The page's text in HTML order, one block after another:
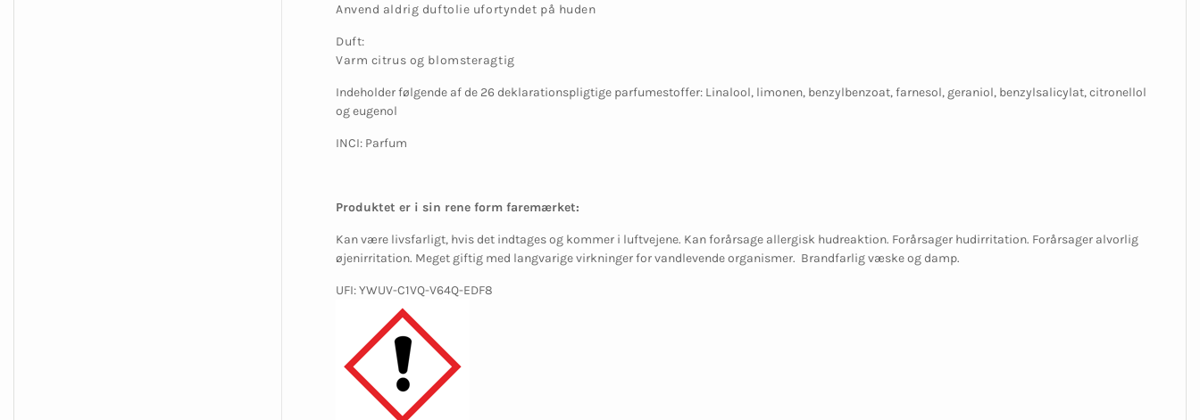
Anvend aldrig duftolie ufortyndet på huden
Duft:
Varm citrus og blomsteragtig
Indeholder følgende af de 26 deklarationspligtige parfumestoffer: Linalool, limonen, benzylbenzoat, farnesol, geraniol, benzylsalicylat, citronellol
og eugenol
INCI: Parfum
Produktet er i sin rene form faremærket:
Kan være livsfarligt, hvis det indtages og kommer i luftvejene. Kan forårsage allergisk hudreaktion. Forårsager hudirritation. Forårsager alvorlig
øjenirritation. Meget giftig med langvarige virkninger for vandlevende organismer. Brandfarlig væske og damp.
UFI: YWUV-C1VQ-V64Q-EDF8